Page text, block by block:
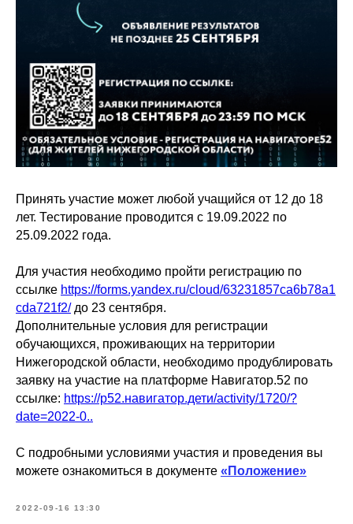
Принять участие может любой учащийся от 12 до 18
лет. Тестирование проводится с 19.09.2022 по
25.09.2022 года.
Для участия необходимо пройти регистрацию по
ссылке https://forms.yandex.ru/cloud/63231857ca6b78a1
cda721f2/до 23 сентября.
Дополнительные условия для регистрации
обучающихся, проживающих на территории
Нижегородской области, необходимо продублировать
заявку на участие на платформе Навигатор.52 по
ссылке: https://р52.навигатор.дети/activity/1720/?
date=2022-0..
С подробными условиями участия и проведения вы
можете ознакомиться в документе «Положение»
2022-09-16 13:30